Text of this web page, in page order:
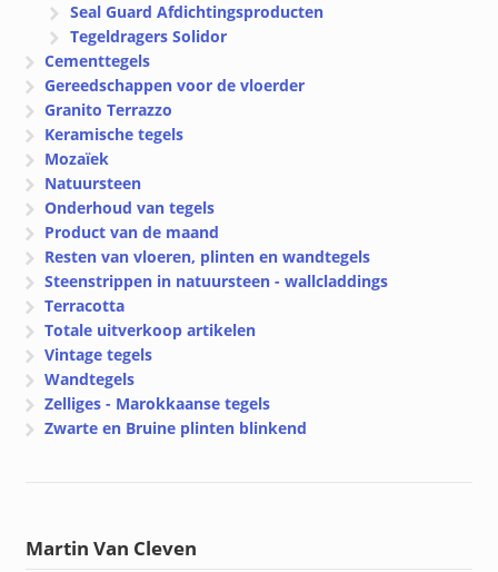
Seal Guard Afdichtingsproducten
Tegeldragers Solidor
Cementtegels
Gereedschappen voor de vloerder
Granito Terrazzo
Keramische tegels
Mozaïek
Natuursteen
Onderhoud van tegels
Product van de maand
Resten van vloeren, plinten en wandtegels
Steenstrippen in natuursteen - wallcladdings
Terracotta
Totale uitverkoop artikelen
Vintage tegels
Wandtegels
Zelliges - Marokkaanse tegels
Zwarte en Bruine plinten blinkend
Martin Van Cleven